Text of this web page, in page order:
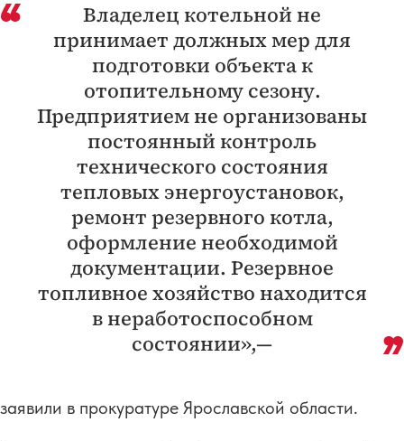
Владелец котельной не
принимает должных мер для
подготовки объекта к
отопительному сезону.
Предприятием не организованы
постоянный контроль
технического состояния
тепловых энергоустановок,
ремонт резервного котла,
оформление необходимой
документации. Резервное
топливное хозяйство находится
в неработоспособном
состоянии»,—
заявили в прокуратуре Ярославской области.